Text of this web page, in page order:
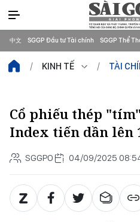
中文 SGGP Đầu tư Tài chính SGGP Thể
KINH TẾ TÀI
Cổ phiếu thép
Index tiến dần lên
SGGPO 04/09/2025